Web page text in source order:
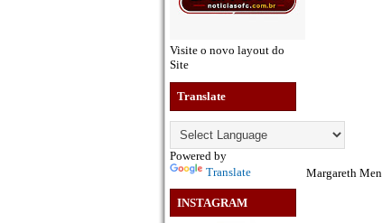
Visite o novo layout do
Site
Translate
Powered by
Translate
INSTAGRAM
Margareth